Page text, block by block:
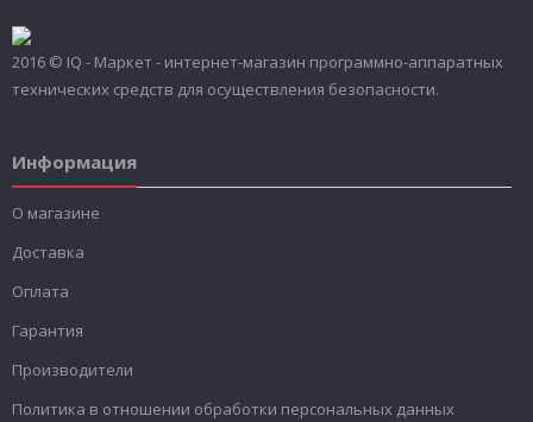
2016 © IQ - Маркет - интернет-магазин программно-аппаратных
технических средств для осуществления безопасности.
Информация
О магазине
Доставка
Оплата
Гарантия
Производители
Политика в отношении обработки персональных данных